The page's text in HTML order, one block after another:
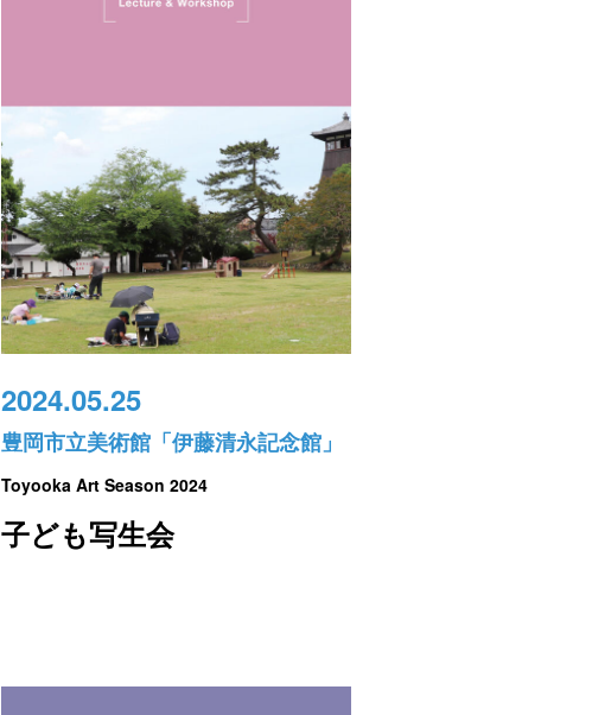
2024.05.25
豊岡市立美術館「伊藤清永記念館」
Toyooka Art Season 2024
子ども写生会